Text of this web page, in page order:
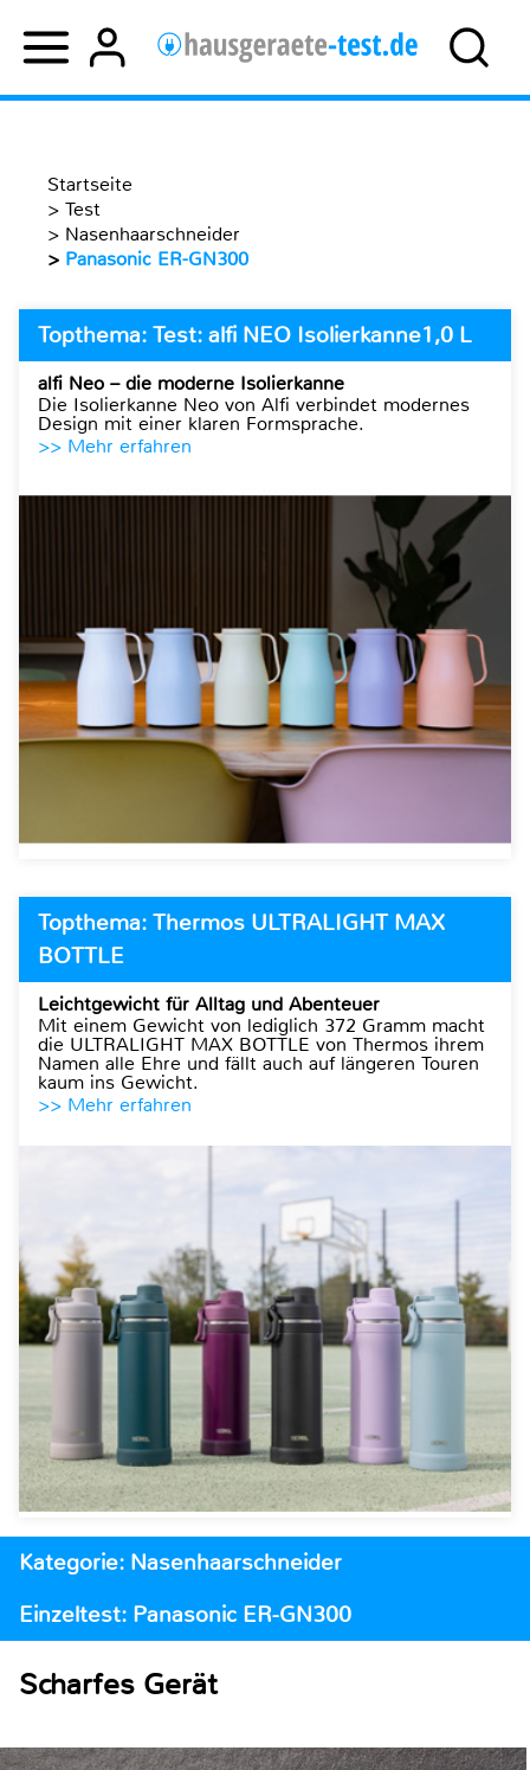
Startseite
> Test
> Nasenhaarschneider
> Panasonic ER-GN300
Topthema: Test: alfi NEO Isolierkanne1,0 L
alfi Neo – die moderne Isolierkanne
Die Isolierkanne Neo von Alfi verbindet modernes
Design mit einer klaren Formsprache.
>> Mehr erfahren
Topthema: Thermos ULTRALIGHT MAX
BOTTLE
Leichtgewicht für Alltag und Abenteuer
Mit einem Gewicht von lediglich 372 Gramm macht
die ULTRALIGHT MAX BOTTLE von Thermos ihrem
Namen alle Ehre und fällt auch auf längeren Touren
kaum ins Gewicht.
>> Mehr erfahren
Kategorie: Nasenhaarschneider
Einzeltest: Panasonic ER-GN300
Scharfes Gerät